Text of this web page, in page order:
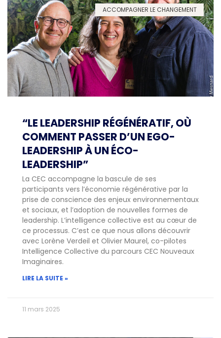
ACCOMPAGNER LE CHANGEMENT
“LE LEADERSHIP RÉGÉNÉRATIF, OÙ
COMMENT PASSER D’UN EGO-
LEADERSHIP À UN ÉCO-
LEADERSHIP”
La CEC accompagne la bascule de ses
participants vers l’économie régénérative par la
prise de conscience des enjeux environnementaux
et sociaux, et l’adoption de nouvelles formes de
leadership. L’intelligence collective est au cœur de
ce processus. C’est ce que nous allons découvrir
avec Lorène Verdeil et Olivier Maurel, co-pilotes
Intelligence Collective du parcours CEC Nouveaux
Imaginaires.
LIRE LA SUITE »
11 mars 2025